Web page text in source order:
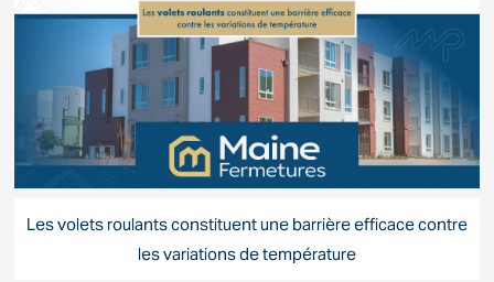
Les volets roulants constituent une barrière efficace contre
les variations de température